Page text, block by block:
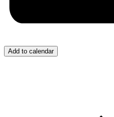
Add to calendar